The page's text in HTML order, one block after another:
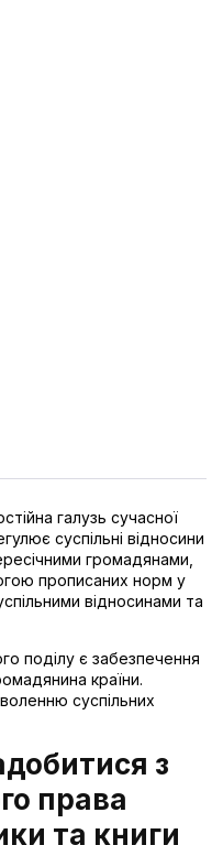
галузь сучасної
суспільні відносини
громадянами,
прописаних норм у
відносинами та
поділу є забезпечення
країни.
суспільних
з
права
та книги